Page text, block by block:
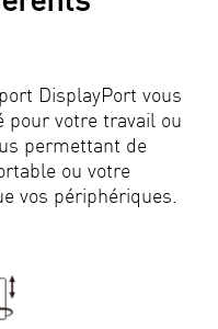
DisplayPort vous
pour votre travail ou
permettant de
ou votre
vos périphériques.